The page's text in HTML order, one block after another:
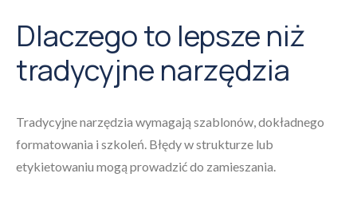
Dlaczego to lepsze niż
tradycyjne narzędzia
Tradycyjne narzędzia wymagają szablonów, dokładnego
formatowania i szkoleń. Błędy w strukturze lub
etykietowaniu mogą prowadzić do zamieszania.